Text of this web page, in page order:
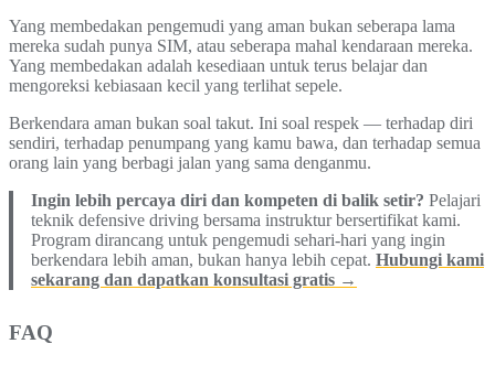
Yang membedakan pengemudi yang aman bukan seberapa lama
mereka sudah punya SIM, atau seberapa mahal kendaraan mereka.
Yang membedakan adalah kesediaan untuk terus belajar dan
mengoreksi kebiasaan kecil yang terlihat sepele.
Berkendara aman bukan soal takut. Ini soal respek — terhadap diri
sendiri, terhadap penumpang yang kamu bawa, dan terhadap semua
orang lain yang berbagi jalan yang sama denganmu.
Ingin lebih percaya diri dan kompeten di balik setir? Pelajari
teknik defensive driving bersama instruktur bersertifikat kami.
Program dirancang untuk pengemudi sehari-hari yang ingin
berkendara lebih aman, bukan hanya lebih cepat. Hubungi kami
sekarang dan dapatkan konsultasi gratis →
FAQ